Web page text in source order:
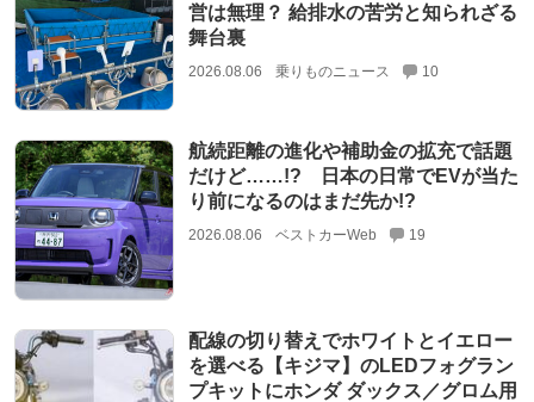
営は無理？ 給排水の苦労と知られざる
舞台裏
2026.08.06 乗りものニュース 10
航続距離の進化や補助金の拡充で話題
だけど……!? 日本の日常でEVが当た
り前になるのはまだ先か!?
2026.08.06 ベストカーWeb 19
配線の切り替えでホワイトとイエロー
を選べる【キジマ】のLEDフォグラン
プキットにホンダ ダックス／グロム用